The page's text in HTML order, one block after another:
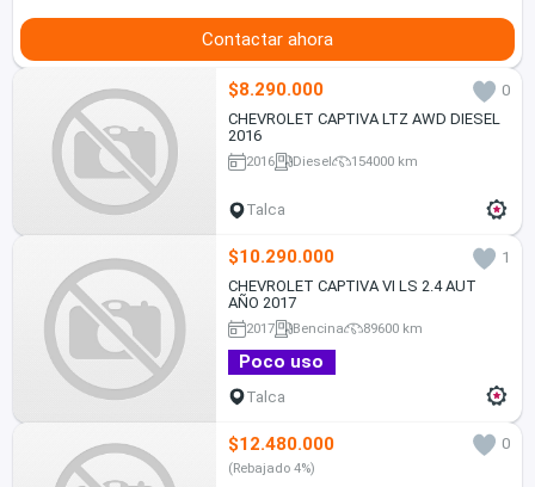
Contactar ahora
$8.290.000
0
CHEVROLET CAPTIVA LTZ AWD DIESEL
2016
2016 Diesel 154000 km
Talca
$10.290.000
1
CHEVROLET CAPTIVA VI LS 2.4 AUT
AÑO 2017
2017 Bencina 89600 km
Poco uso
Talca
$12.480.000 0
(Rebajado 4%)